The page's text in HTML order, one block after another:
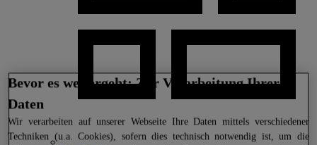
Bevor es weitergeht: Zur Verarbeitung Ihrer
Daten
Wir verarbeiten auf unserer Webseite Ihre Daten mittels verschiedener
Techniken (u.a. Cookies), sofern dies technisch notwendig ist, um die